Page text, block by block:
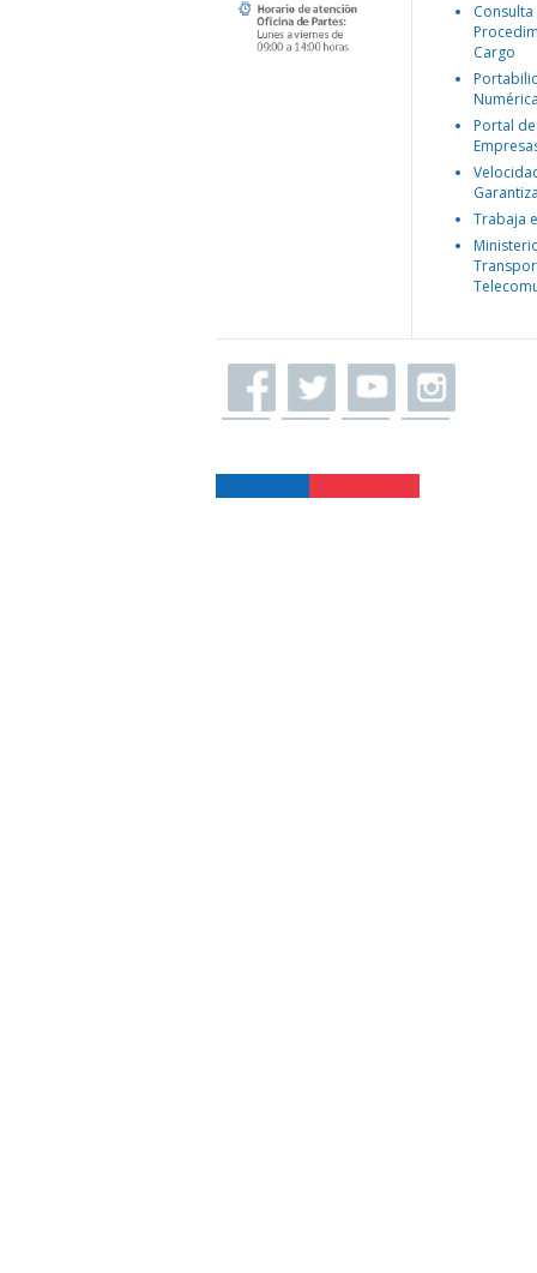
Consulta
Cargo
Portal
Trabaja